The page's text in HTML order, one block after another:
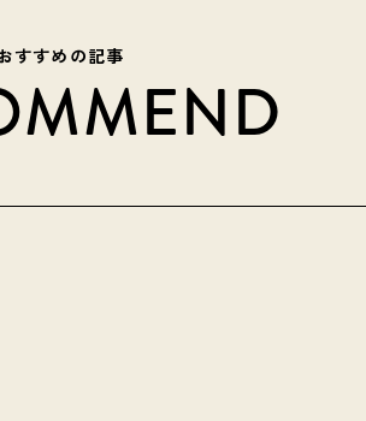
すすめの記事